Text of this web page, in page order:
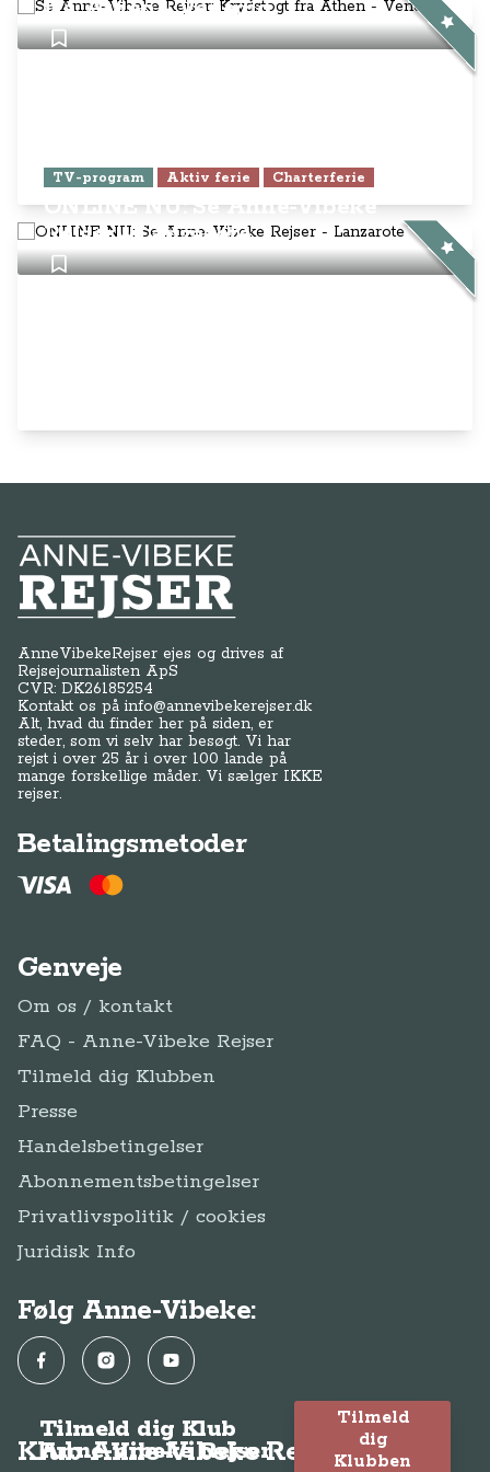
fra Athen - Venedig
TV-program Aktiv ferie Charterferie
ONLINE NU: Se Anne-Vibeke
Rejser - Lanzarote
Anne-Vibeke Rejser
AnneVibekeRejser ejes og drives af
Rejsejournalisten ApS
CVR: DK26185254
Kontakt os påinfo@annevibekerejser.dk
Alt, hvad du finder her på siden, er
steder, som vi selv har besøgt. Vi har
rejst i over 25 år i over 100 lande på
mange forskellige måder. Vi sælger IKKE
rejser.
Betalingsmetoder
Genveje
Om os / kontakt
FAQ - Anne-Vibeke Rejser
Tilmeld dig Klubben
Presse
Handelsbetingelser
Abonnementsbetingelser
Privatlivspolitik / cookies
Juridisk Info
Følg Anne-Vibeke:
FacebookInstagramYouTube
Klub Anne-Vibeke Rejser
Tilmeld dig Klub
Anne-Vibeke Rejser
Tilmeld
dig
Klubben